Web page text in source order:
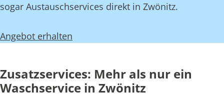
sogar Austauschservices direkt in Zwönitz.
Angebot erhalten
Zusatzservices: Mehr als nur ein
Waschservice in Zwönitz